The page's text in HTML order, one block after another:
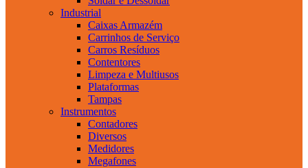
Industrial
Caixas Armazém
Carrinhos de Serviço
Carros Resíduos
Contentores
Limpeza e Multiusos
Plataformas
Tampas
Instrumentos
Contadores
Diversos
Medidores
Megafones